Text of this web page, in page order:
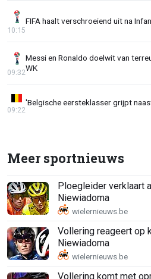
FIFA haalt verschroeiend uit na
10:15
Messi en Ronaldo doelwit van
WK
09:32
'Belgische eersteklasser grijpt
09:22
Meer sportnieuws
Ploegleider verklaart
Niewiadoma
Vollering reageert op
Niewiadoma
Vollering komt met